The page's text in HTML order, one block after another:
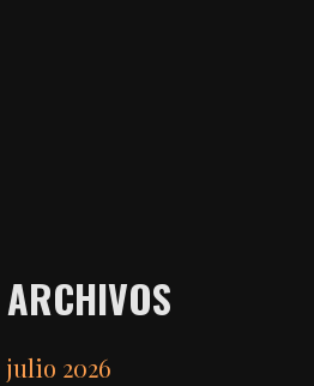
ARCHIVOS
julio 2026